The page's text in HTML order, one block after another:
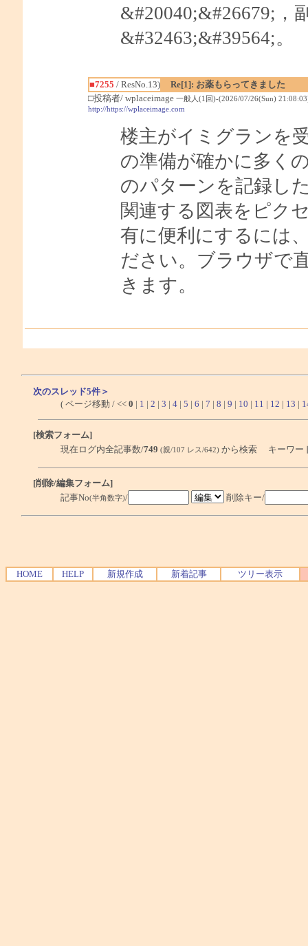
&#20040;&#26679;，
&#32463;&#39564;。
■7255 / ResNo.13)
Re[1]: お薬もらってきました
□投稿者/ wplaceimage 一般人(1回)-(2026/07/26(Sun)
http://https://wplaceimage.com
楼主がイミグランを
の準備が確かに多く
のパターンを記録し
関連する図表をピク
有に便利にするには
ださい。ブラウザで
きます。
次のスレッド5件＞
( ページ移動 / << 0 | 1 | 2 | 3 | 4 | 5 | 6 | 7 | 8 | 9 | 10 | 11 | 12 | 13 |
[検索フォーム]
現在ログ内全記事数/749 (親/107 レス/642) から検索 キーワー
[削除/編集フォーム]
記事No(半角数字)/ 削除キー/
HOME HELP 新規作成 新着記事 ツリー表示